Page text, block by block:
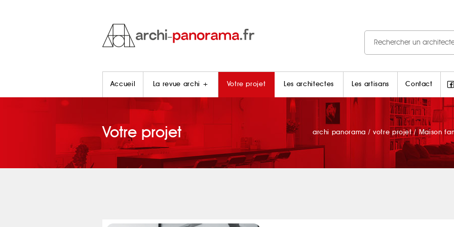
Accueil La revue archi + Votre projet Les architectes Les artisans Contact
Votre projet archi panorama / votre projet / Maison